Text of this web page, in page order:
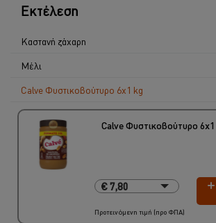
Εκτέλεση
Καστανή ζάχαρη
Μέλι
Calve Φυστικοβούτυρο 6x1 kg
Calve Φυστικοβούτυρο 6x1
€ 7,80
€ 7,80
€ 46,80
Προτεινόμενη τιμή (προ ΦΠΑ)